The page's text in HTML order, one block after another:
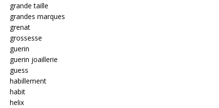
grande taille
grandes marques
grenat
grossesse
guerin
guerin joaillerie
guess
habillement
habit
helix